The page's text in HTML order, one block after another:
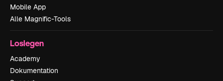
Mobile App
Alle Magnific-Tools
Loslegen
Academy
Dokumentation